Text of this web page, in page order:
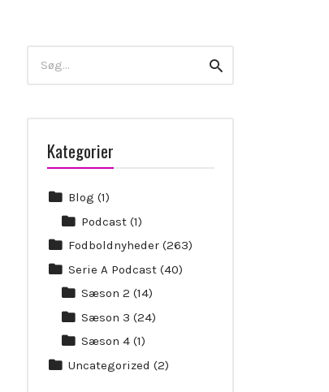
for:
Search
Kategorier
Blog (1)
Podcast (1)
Fodboldnyheder(263)
Serie A Podcast(40)
Sæson 2 (14)
Sæson 3 (24)
Sæson 4 (1)
Uncategorized (2)